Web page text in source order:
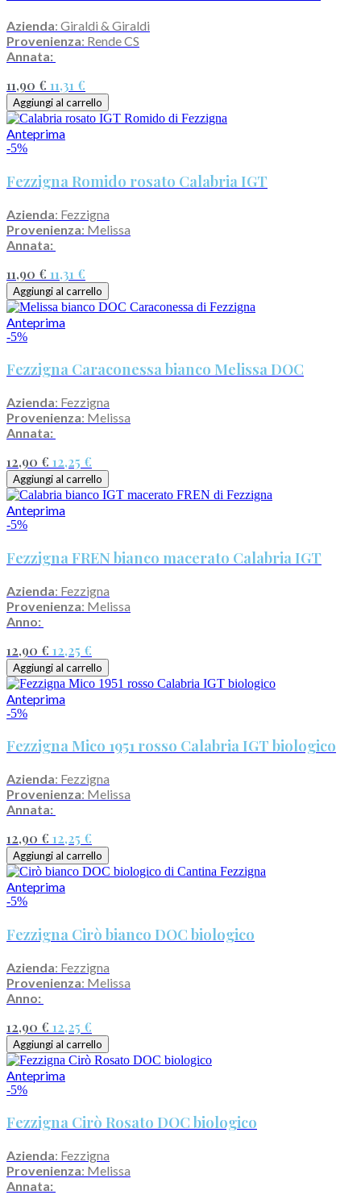
Azienda: Giraldi & Giraldi
Provenienza: Rende CS
Annata:
11,90 € 11,31 €
Aggiungi al carrello
Anteprima
-5%
Fezzigna Romido rosato Calabria IGT
Azienda: Fezzigna
Provenienza: Melissa
Annata:
11,90 € 11,31 €
Aggiungi al carrello
Anteprima
-5%
Fezzigna Caraconessa bianco Melissa DOC
Azienda: Fezzigna
Provenienza: Melissa
Annata:
12,90 € 12,25 €
Aggiungi al carrello
Anteprima
-5%
Fezzigna FREN bianco macerato Calabria IGT
Azienda: Fezzigna
Provenienza: Melissa
Anno:
12,90 € 12,25 €
Aggiungi al carrello
Anteprima
-5%
Fezzigna Mico 1951 rosso Calabria IGT biologico
Azienda: Fezzigna
Provenienza: Melissa
Annata:
12,90 € 12,25 €
Aggiungi al carrello
Anteprima
-5%
Fezzigna Cirò bianco DOC biologico
Azienda: Fezzigna
Provenienza: Melissa
Anno:
12,90 € 12,25 €
Aggiungi al carrello
Anteprima
-5%
Fezzigna Cirò Rosato DOC biologico
Azienda: Fezzigna
Provenienza: Melissa
Annata: